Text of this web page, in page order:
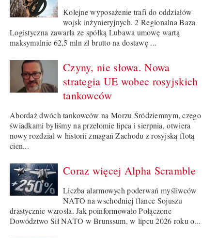
Kolejne wyposażenie trafi do oddziałów
wojsk inżynieryjnych. 2 Regionalna Baza
Logistyczna zawarła ze spółką Lubawa umowę wartą
maksymalnie 62,5 mln zł brutto na dostawę ...
Czyny, nie słowa. Nowa
strategia UE wobec rosyjskich
tankowców
Abordaż dwóch tankowców na Morzu Śródziemnym, czego
świadkami byliśmy na przełomie lipca i sierpnia, otwiera
nowy rozdział w historii zmagań Zachodu z rosyjską flotą
cien...
Coraz więcej Alpha Scramble
Liczba alarmowych poderwań myśliwców
NATO na wschodniej flance Sojuszu
drastycznie wzrosła. Jak poinformowało Połączone
Dowództwo Sił NATO w Brunssum, w lipcu 2026 roku o...